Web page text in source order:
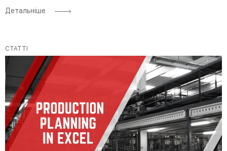
Детальніше
СТАТТІ